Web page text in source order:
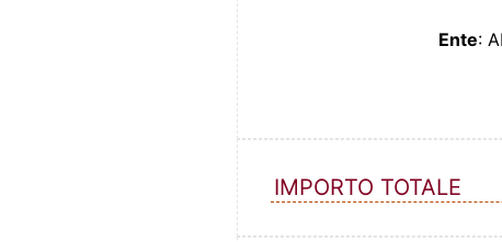
Ente:
IMPORTO TOTALE